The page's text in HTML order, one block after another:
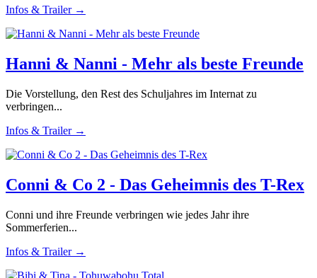
Infos & Trailer →
Hanni & Nanni - Mehr als beste Freunde
Die Vorstellung, den Rest des Schuljahres im Internat zu
verbringen...
Infos & Trailer →
Conni & Co 2 - Das Geheimnis des T-Rex
Conni und ihre Freunde verbringen wie jedes Jahr ihre
Sommerferien...
Infos & Trailer →